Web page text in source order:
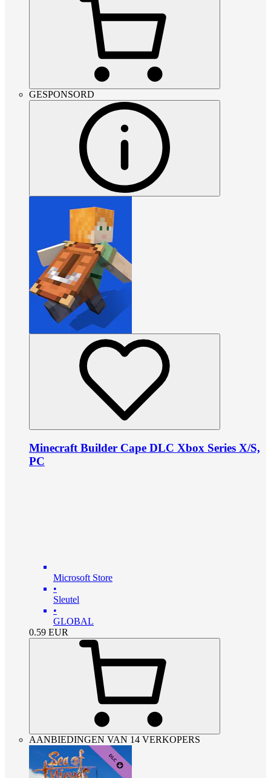
GESPONSORD
Minecraft Builder Cape DLC Xbox Series X/S,
PC
Microsoft Store
•
Sleutel
•
GLOBAL
0.59 EUR
AANBIEDINGEN VAN 14 VERKOPERS